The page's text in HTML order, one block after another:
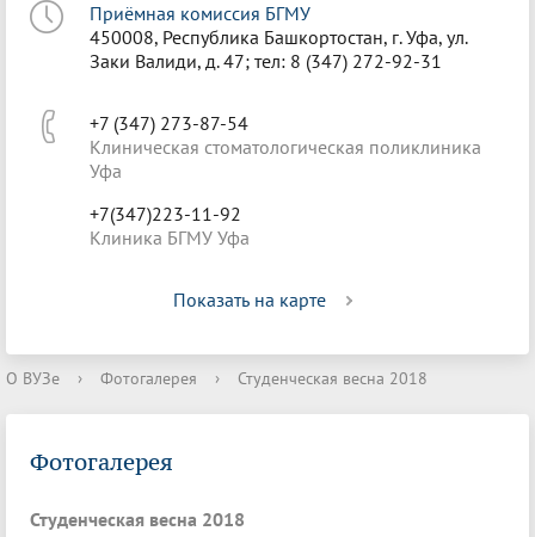
Приёмная комиссия БГМУ
450008, Республика Башкортостан, г. Уфа, ул.
Заки Валиди, д. 47; тел: 8 (347) 272-92-31
+7 (347) 273-87-54
Клиническая стоматологическая поликлиника
Уфа
+7(347)223-11-92
Клиника БГМУ Уфа
Показать на карте
О ВУЗе › Фотогалерея › Студенческая весна 2018
Фотогалерея
Студенческая весна 2018